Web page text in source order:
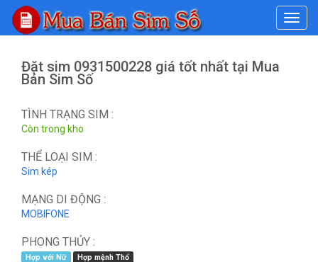
#
Đặt sim 0931500228 giá tốt nhất tại Mua
Bán Sim Số
TÌNH TRẠNG SIM :
Còn trong kho
THỂ LOẠI SIM :
Sim kép
MẠNG DI ĐỘNG :
MOBIFONE
PHONG THỦY :
Hợp với Nữ Hợp mệnh Thổ